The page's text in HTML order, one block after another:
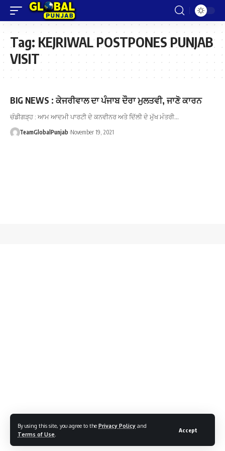
By using this site, you agree to the Privacy Policy and
Terms of Use
Accept
Tag: KEJRIWAL POSTPONES PUNJAB
VISIT
BIG NEWS : ਕੇਜਰੀਵਾਲ ਦਾ ਪੰਜਾਬ ਦੌਰਾ ਮੁਲਤਵੀ, ਜਾਣੋ ਕਾਰਨ
ਚੰਡੀਗੜ੍ਹ : ਆਮ ਆਦਮੀ ਪਾਰਟੀ ਦੇ ਕਨਵੀਨਰ ਅਤੇ ਦਿੱਲੀ ਦੇ ਮੁੱਖ ਮੰਤਰੀ…
TeamGlobalPunjab November 19, 2021